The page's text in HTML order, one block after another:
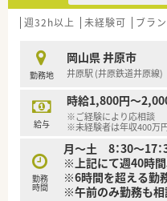
■地域に密着した運営を
です。
極的に取り組んでいます。
＜こんな方にもオススメ＞
■地域に密着した薬局で
■年収アップ・キャリア
週32h以上 未経験可 ブラ
勤務地
岡山県 井原市
井原駅 (井原鉄道井原線)
給与
時給1,800円～
※ご経験により応相談
※未経験者は年収400万
勤務
時間
月～土 8：30～17：
※上記にて週40時
※6時間を超える勤
※午前のみ勤務も相